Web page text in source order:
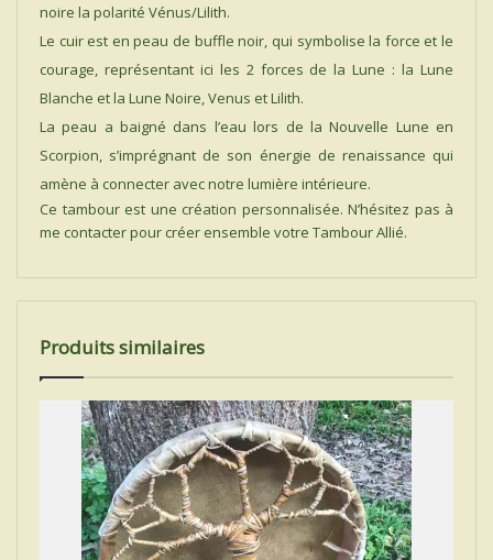
noire la polarité Vénus/Lilith.
Le cuir est en peau de buffle noir, qui symbolise la force et le
courage, représentant ici les 2 forces de la Lune : la Lune
Blanche et la Lune Noire, Venus et Lilith.
La peau a baigné dans l’eau lors de la Nouvelle Lune en
Scorpion, s’imprégnant de son énergie de renaissance qui
amène à connecter avec notre lumière intérieure.
Ce tambour est une création personnalisée. N’hésitez pas à
me contacter pour créer ensemble votre Tambour Allié.
Produits similaires